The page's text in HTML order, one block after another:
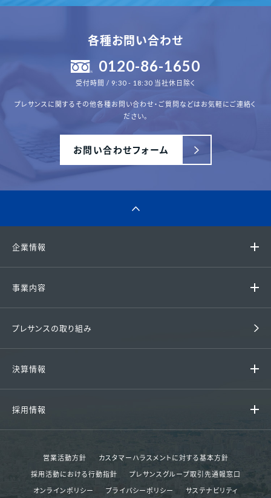
各種お問い合わせ
0120-86-1650
受付時間 / 9:30 - 18:30 当社休日除く
プレサンスに関するその他各種お問い合わせ・ご質問などはお気軽にご連絡く
ださい。
お問い合わせフォーム
企業情報
会社概要 / アクセス
事業内容
収益用マンション
その他事業
分譲実績
プレサンスの取り組み
決算情報
決算ハイライト
決算短信
採用情報
営業活動方針
カスタマーハラスメントに対する基本方針
採用活動における行動指針
プレサンスグループ取引先通報窓口
オンラインポリシー
プライバシーポリシー サステナビリティ